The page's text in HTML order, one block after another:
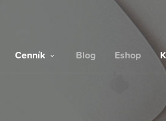
Cenník Blog Eshop